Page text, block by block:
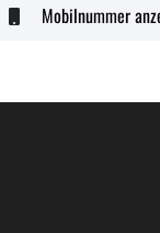
Mobilnummer